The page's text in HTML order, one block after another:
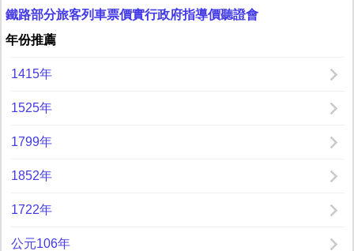
鐵路部分旅客列車票價實行政府指導價聽證會
年份推薦
1415年
1525年
1799年
1852年
1722年
公元106年